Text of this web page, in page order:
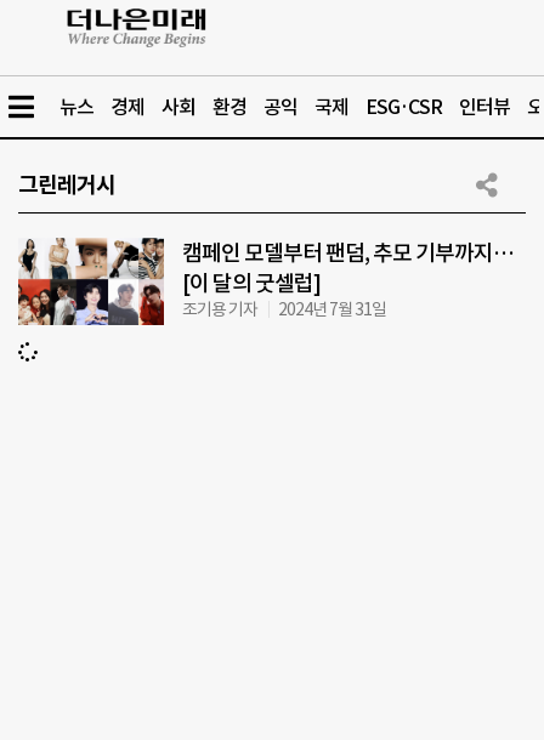
뉴스 경제 사회 환경 공익 국제 ESG·CSR 인터뷰
그린레거시
캠페인 모델부터 팬덤, 추모 기부까지…
[이 달의 굿셀럽]
조기용 기자 2024년 7월 31일